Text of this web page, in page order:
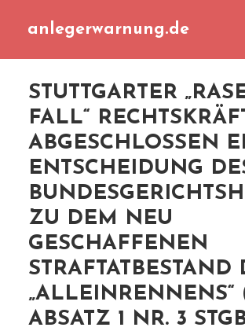
anlegerwarnung.de
STUTTGARTER
FALL“
ABGESCHLOSSEN
ENTSCHEIDUNG
ZU DEM NEU
GESCHAFFENEN
STRAFTATBESTAND
„ALLEINRENNENS“
ABSATZ 1 NR. 3